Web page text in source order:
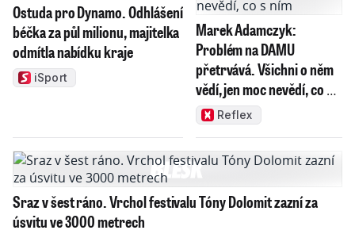
Ostuda pro Dynamo. Odhlášení
béčka za půl milionu, majitelka
odmítla nabídku kraje
iSport
Marek Adamczyk:
Problém na DAMU
přetrvává. Všichni o něm
vědí, jen moc nevědí, co s
nímReflex
Sraz v šest ráno. Vrchol festivalu Tóny Dolomit zazní za
úsvitu ve 3000 metrech